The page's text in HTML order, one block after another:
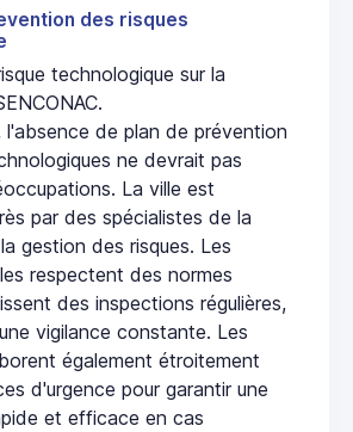
des risques
technologique sur la
l'absence de plan de prévention
ne devrait pas
La ville est
par des spécialistes de la
gestion des risques. Les
respectent des normes
des inspections régulières,
vigilance constante. Les
également étroitement
d'urgence pour garantir une
et efficace en cas